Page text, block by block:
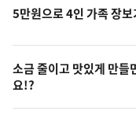
5만원으로 4인 가족 장보
소금 줄이고 맛있게 만들
요!?